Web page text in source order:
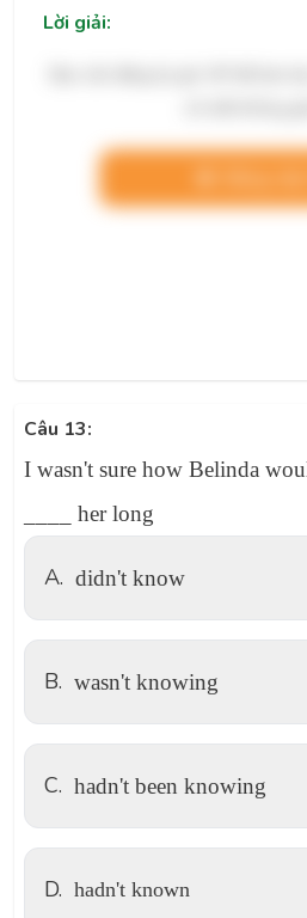
Lời giải:
Câu 13:
I wasn't sure how Belinda
____ her long
A. didn't know
B. wasn't knowing
C. hadn't been knowing
D. hadn't known